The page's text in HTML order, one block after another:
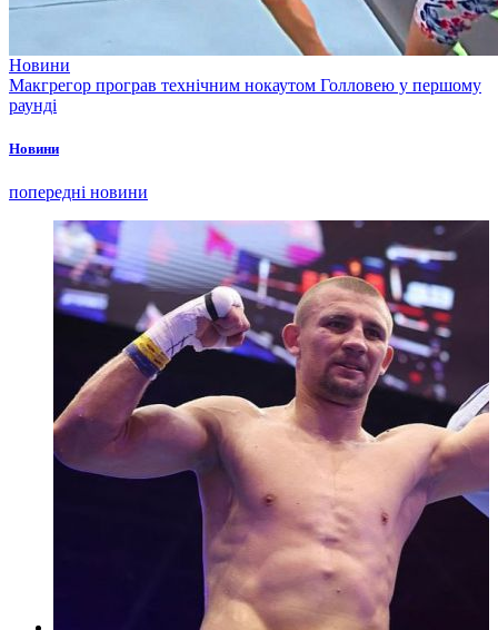
Новини
Макгрегор програв технічним нокаутом Голловею у першому
раунді
Новини
попередні новини